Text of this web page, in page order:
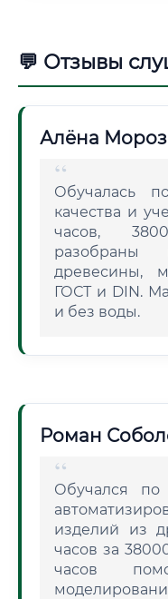
💬 Отзывы
Алёна
Обучалась
качества и
часов,
древесины,
ГОСТ и DIN.
и без воды.
Роман
Обучался
изделий из
часов за
часов